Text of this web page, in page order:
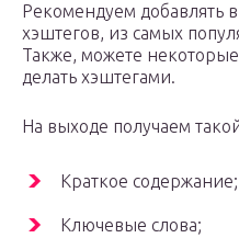
Рекомендуем добавлять
хэштегов, из самых
Также, можете некоторые
делать хэштегами.
На выходе получаем
Краткое содержание;
Ключевые слова;